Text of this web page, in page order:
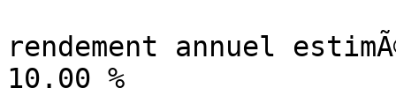
rendement annuel
10.00 %